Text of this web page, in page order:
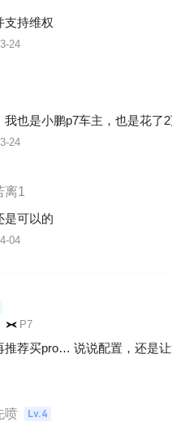
支持维权
24
我也是小鹏p7车主，也是花了
24
离1
是可以的
04
P7
推荐买pro… 说说配置，还是让
喷 Lv.4